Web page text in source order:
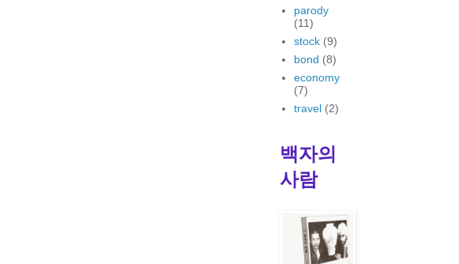
parody
(11)
stock (9)
bond (8)
economy
(7)
travel (2)
백자의
사람